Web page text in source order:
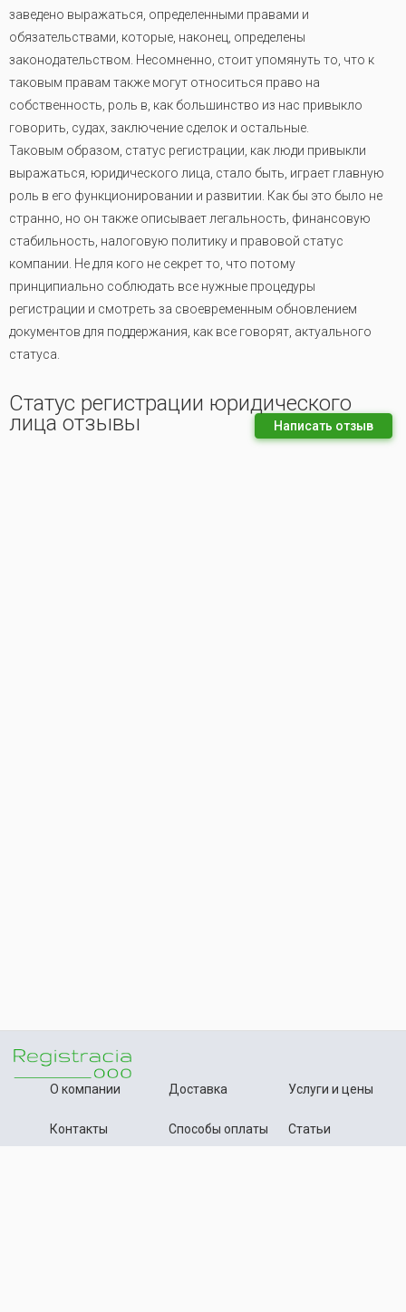
заведено выражаться, определенными правами и
обязательствами, которые, наконец, определены
законодательством. Несомненно, стоит упомянуть то, что к
таковым правам также могут относиться право на
собственность, роль в, как большинство из нас привыкло
говорить, судах, заключение сделок и остальные.
Таковым образом, статус регистрации, как люди привыкли
выражаться, юридического лица, стало быть, играет главную
роль в его функционировании и развитии. Как бы это было не
странно, но он также описывает легальность, финансовую
стабильность, налоговую политику и правовой статус
компании. Не для кого не секрет то, что потому
принципиально соблюдать все нужные процедуры
регистрации и смотреть за своевременным обновлением
документов для поддержания, как все говорят, актуального
статуса.
Статус регистрации юридического
лица отзывы Написать отзыв
О компании
Контакты
Доставка
Способы оплаты
Услуги и цены
Статьи